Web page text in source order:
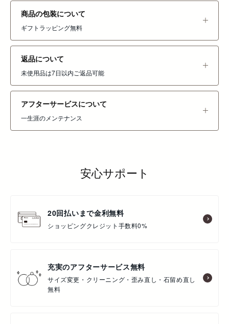
商品の包装について
ギフトラッピング無料
返品について
未使用品は7日以内ご返品可能
アフターサービスについて
一生涯のメンテナンス
安心サポート
20回払いまで金利無料
ショッピングクレジット手数料0%
充実のアフターサービス無料
サイズ変更・クリーニング・歪み直し・石留め直し
無料